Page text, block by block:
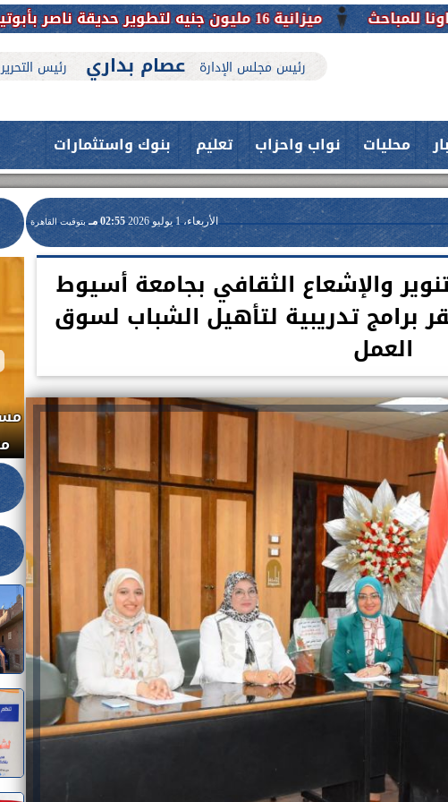
رئيس مجلس الإدارة عصام بداري رئيس التحرير
محليات نواب واحزاب تعليم بنوك واستثمارات
الأربعاء، 1 يوليو 2026 02:55 مـ بتوقيت القاهرة
والإشعاع الثقافي بجامعة أسيوط
برامج تدريبية لتأهيل الشباب لسوق
العمل
لضبط
فريق طبي بقسم الأنف والأذن
والحنجرة ينجح في استئصال ورم خبيث
اعلن الدكتور طارق على ، القائم بأعمال
رئيس جامعة بني سويف نجاحاً طبياً
جديد بمستشفيات الجامعة...